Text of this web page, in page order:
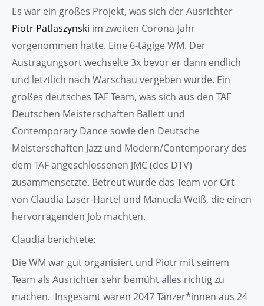
Es war ein großes Projekt, was sich der Ausrichter
Piotr Patlaszynski im zweiten Corona-Jahr
vorgenommen hatte. Eine 6-tägige WM. Der
Austragungsort wechselte 3x bevor er dann endlich
und letztlich nach Warschau vergeben wurde. Ein
großes deutsches TAF Team, was sich aus den TAF
Deutschen Meisterschaften Ballett und
Contemporary Dance sowie den Deutsche
Meisterschaften Jazz und Modern/Contemporary des
dem TAF angeschlossenen JMC (des DTV)
zusammensetzte. Betreut wurde das Team vor Ort
von Claudia Laser-Hartel und Manuela Weiß, die einen
hervorragenden Job machten.
Claudia berichtete:
Die WM war gut organisiert und Piotr mit seinem
Team als Ausrichter sehr bemüht alles richtig zu
machen. Insgesamt waren 2047 Tänzer*innen aus 24